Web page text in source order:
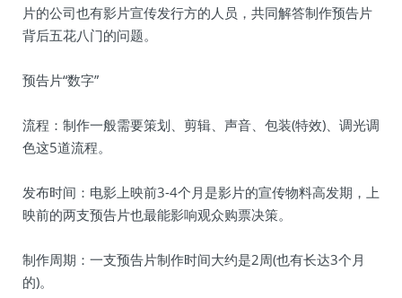
片的公司也有影片宣传发行方的人员，共同解答制作预告片
背后五花八门的问题。
预告片“数字”
流程：制作一般需要策划、剪辑、声音、包装(特效)、调光调
色这5道流程。
发布时间：电影上映前3-4个月是影片的宣传物料高发期，上
映前的两支预告片也最能影响观众购票决策。
制作周期：一支预告片制作时间大约是2周(也有长达3个月
的)。